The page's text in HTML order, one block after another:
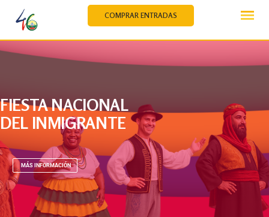
COMPRAR ENTRADAS
FIESTA NACIONAL
DEL INMIGRANTE
MÁS INFORMACIÓN